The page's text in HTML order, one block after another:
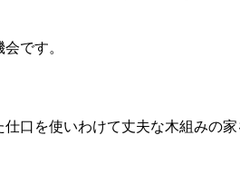
です。
口を使いわけて丈夫な木組みの